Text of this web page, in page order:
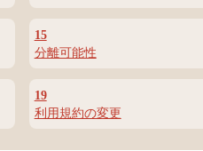
15
分離可能性
19
利用規約の変更